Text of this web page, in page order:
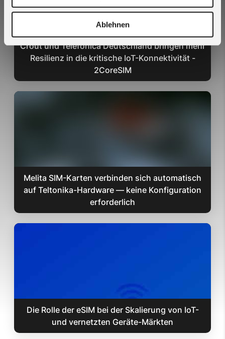
Ablehnen
Crout und Telefónica Deutschland bringen mehr
Resilienz in die kritische IoT-Konnektivität -
2CoreSIM
Melita SIM-Karten verbinden sich automatisch
auf Teltonika-Hardware — keine Konfiguration
erforderlich
Die Rolle der eSIM bei der Skalierung von IoT-
und vernetzten Geräte-Märkten